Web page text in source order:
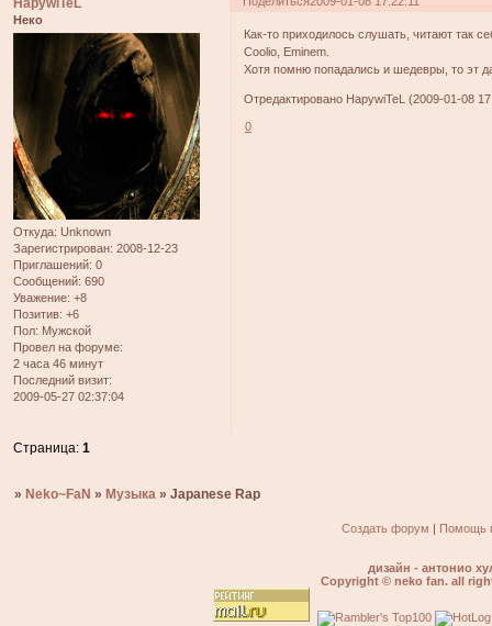
Неко
Откуда: Unknown
Зарегистрирован: 2008-12-23
Приглашений: 0
Сообщений: 690
Уважение: +8
Позитив: +6
Пол: Мужской
Провел на форуме:
2 часа 46 минут
Последний визит:
2009-05-27 02:37:04
Как-то приходилось слушать, читают так
Coolio, Eminem.
Хотя помню попадались и шедевры, то эт
Отредактировано HapywiTeL (2009-01-08
0
Страница:1
»Neko~FaN »Музыка »Japanese Rap
Создать форум | Помощь
дизайн - антонио
Copyright © neko fan. all